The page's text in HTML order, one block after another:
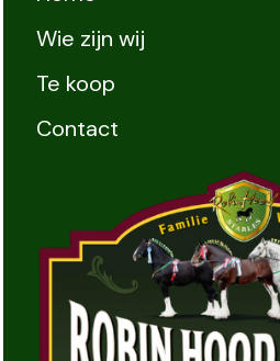
Wie zijn wij
Te koop
Contact